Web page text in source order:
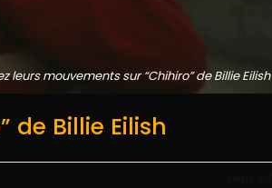
leurs mouvements sur “Chihiro” de Billie Eilish
de Billie Eilish